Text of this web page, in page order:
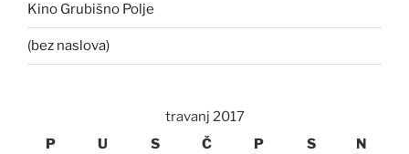
Kino Grubišno Polje
(bez naslova)
travanj 2017
P
U S Č P S N